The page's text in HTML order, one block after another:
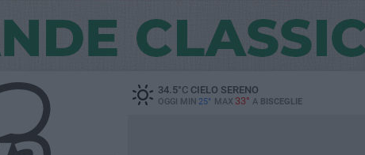
34.5°CCIELO SERENO
OGGI MIN 25° MAX 33° A BISCEGLIE